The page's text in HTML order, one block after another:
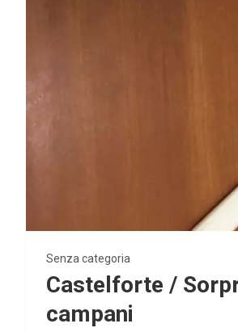
Senza categoria
Castelforte /
campani